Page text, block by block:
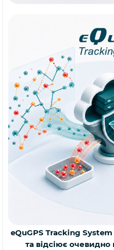
eQuGPS Tracking System
та відсіює очевидно